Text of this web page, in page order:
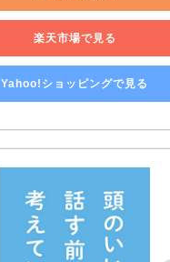
楽天市場で見る
Yahoo!ショッピングで見る